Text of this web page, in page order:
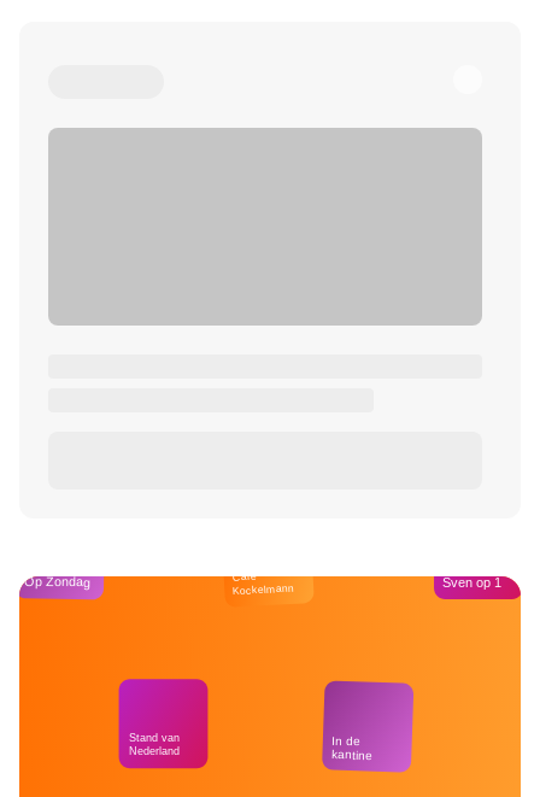
Op Zondag
Stand van
Nederland
Café
Kockelmann
In de
kantine
Sven op 1